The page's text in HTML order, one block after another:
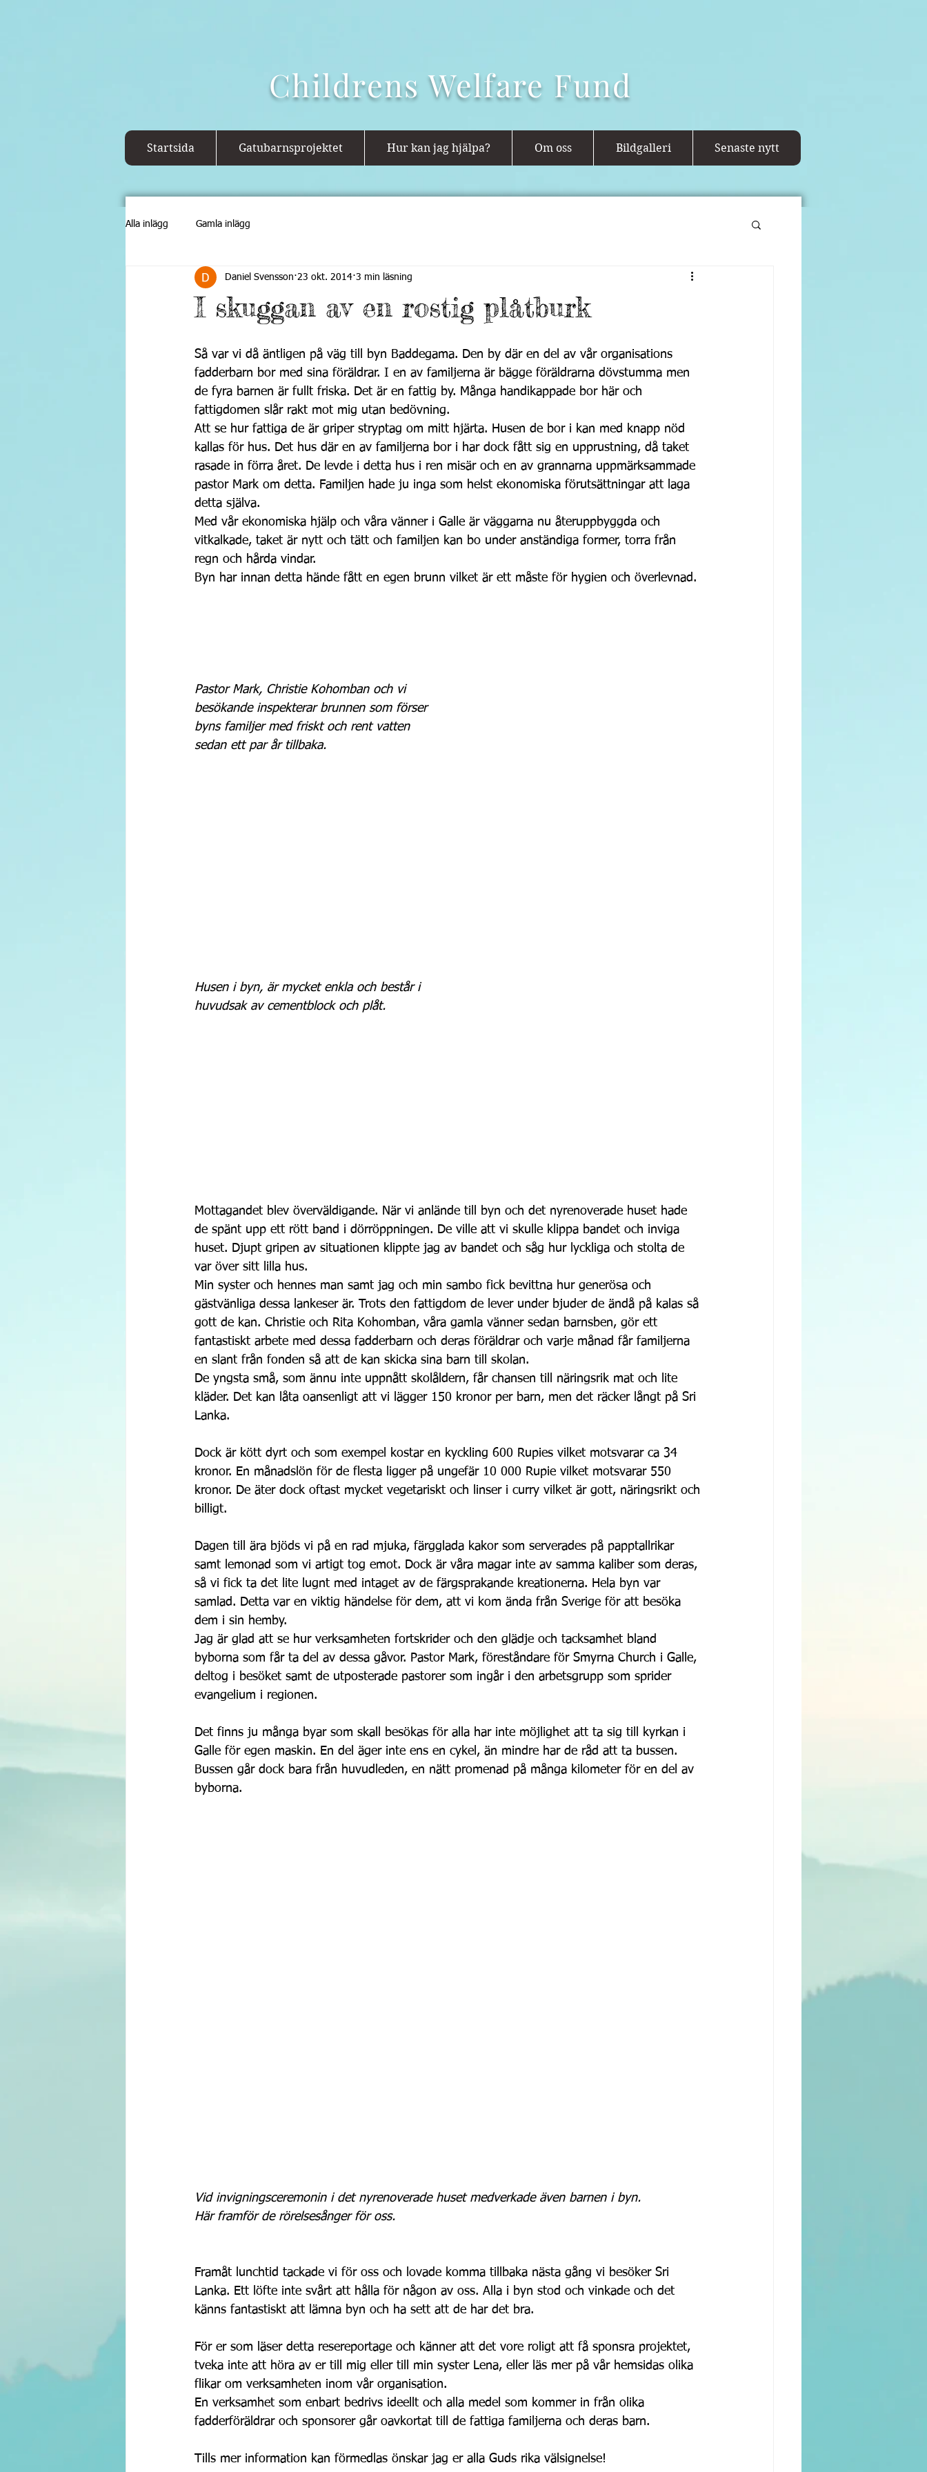
Childrens Welfare Fund
Startsida Gatubarnsprojektet Hur kan jag hjälpa? Om oss Bildgalleri Senaste nytt
Alla inlägg Gamla inlägg
I skuggan av en rostig plåtburk
Daniel Svensson 23 okt. 2014 3 min läsning
Så var vi då äntligen på väg till byn Baddegama. Den by där en del av vår organisations
fadderbarn bor med sina föräldrar. I en av familjerna är bägge föräldrarna dövstumma men
de fyra barnen är fullt friska. Det är en fattig by. Många handikappade bor här och
fattigdomen slår rakt mot mig utan bedövning.
Att se hur fattiga de är griper stryptag om mitt hjärta. Husen de bor i kan med knapp nöd
kallas för hus. Det hus där en av familjerna bor i har dock fått sig en upprustning, då taket
rasade in förra året. De levde i detta hus i ren misär och en av grannarna uppmärksammade
pastor Mark om detta. Familjen hade ju inga som helst ekonomiska förutsättningar att laga
detta själva.
Med vår ekonomiska hjälp och våra vänner i Galle är väggarna nu återuppbyggda och
vitkalkade, taket är nytt och tätt och familjen kan bo under anständiga former, torra från
regn och hårda vindar.
Byn har innan detta hände fått en egen brunn vilket är ett måste för hygien och överlevnad.
Pastor Mark, Christie Kohomban och vi
besökande inspekterar brunnen som förser
byns familjer med friskt och rent vatten
sedan ett par år tillbaka.
Husen i byn, är mycket enkla och består i
huvudsak av cementblock och plåt.
Mottagandet blev överväldigande. När vi anlände till byn och det nyrenoverade huset hade
de spänt upp ett rött band i dörröppningen. De ville att vi skulle klippa bandet och inviga
huset. Djupt gripen av situationen klippte jag av bandet och såg hur lyckliga och stolta de
var över sitt lilla hus.
Min syster och hennes man samt jag och min sambo fick bevittna hur generösa och
gästvänliga dessa lankeser är. Trots den fattigdom de lever under bjuder de ändå på kalas så
gott de kan. Christie och Rita Kohomban, våra gamla vänner sedan barnsben, gör ett
fantastiskt arbete med dessa fadderbarn och deras föräldrar och varje månad får familjerna
en slant från fonden så att de kan skicka sina barn till skolan.
De yngsta små, som ännu inte uppnått skolåldern, får chansen till näringsrik mat och lite
kläder. Det kan låta oansenligt att vi lägger 150 kronor per barn, men det räcker långt på Sri
Lanka.
Dock är kött dyrt och som exempel kostar en kyckling 600 Rupies vilket motsvarar ca 34
kronor. En månadslön för de flesta ligger på ungefär 10 000 Rupie vilket motsvarar 550
kronor. De äter dock oftast mycket vegetariskt och linser i curry vilket är gott, näringsrikt och
billigt.
Dagen till ära bjöds vi på en rad mjuka, färgglada kakor som serverades på papptallrikar
samt lemonad som vi artigt tog emot. Dock är våra magar inte av samma kaliber som deras,
så vi fick ta det lite lugnt med intaget av de färgsprakande kreationerna. Hela byn var
samlad. Detta var en viktig händelse för dem, att vi kom ända från Sverige för att besöka
dem i sin hemby.
Jag är glad att se hur verksamheten fortskrider och den glädje och tacksamhet bland
byborna som får ta del av dessa gåvor. Pastor Mark, föreståndare för Smyrna Church i Galle,
deltog i besöket samt de utposterade pastorer som ingår i den arbetsgrupp som sprider
evangelium i regionen.
Det finns ju många byar som skall besökas för alla har inte möjlighet att ta sig till kyrkan i
Galle för egen maskin. En del äger inte ens en cykel, än mindre har de råd att ta bussen.
Bussen går dock bara från huvudleden, en nätt promenad på många kilometer för en del av
byborna.
Vid invigningsceremonin i det nyrenoverade huset medverkade även barnen i byn.
Här framför de rörelsesånger för oss.
Framåt lunchtid tackade vi för oss och lovade komma tillbaka nästa gång vi besöker Sri
Lanka. Ett löfte inte svårt att hålla för någon av oss. Alla i byn stod och vinkade och det
känns fantastiskt att lämna byn och ha sett att de har det bra.
För er som läser detta resereportage och känner att det vore roligt att få sponsra projektet,
tveka inte att höra av er till mig eller till min syster Lena, eller läs mer på vår hemsidas olika
flikar om verksamheten inom vår organisation.
En verksamhet som enbart bedrivs ideellt och alla medel som kommer in från olika
fadderföräldrar och sponsorer går oavkortat till de fattiga familjerna och deras barn.
Tills mer information kan förmedlas önskar jag er alla Guds rika välsignelse!